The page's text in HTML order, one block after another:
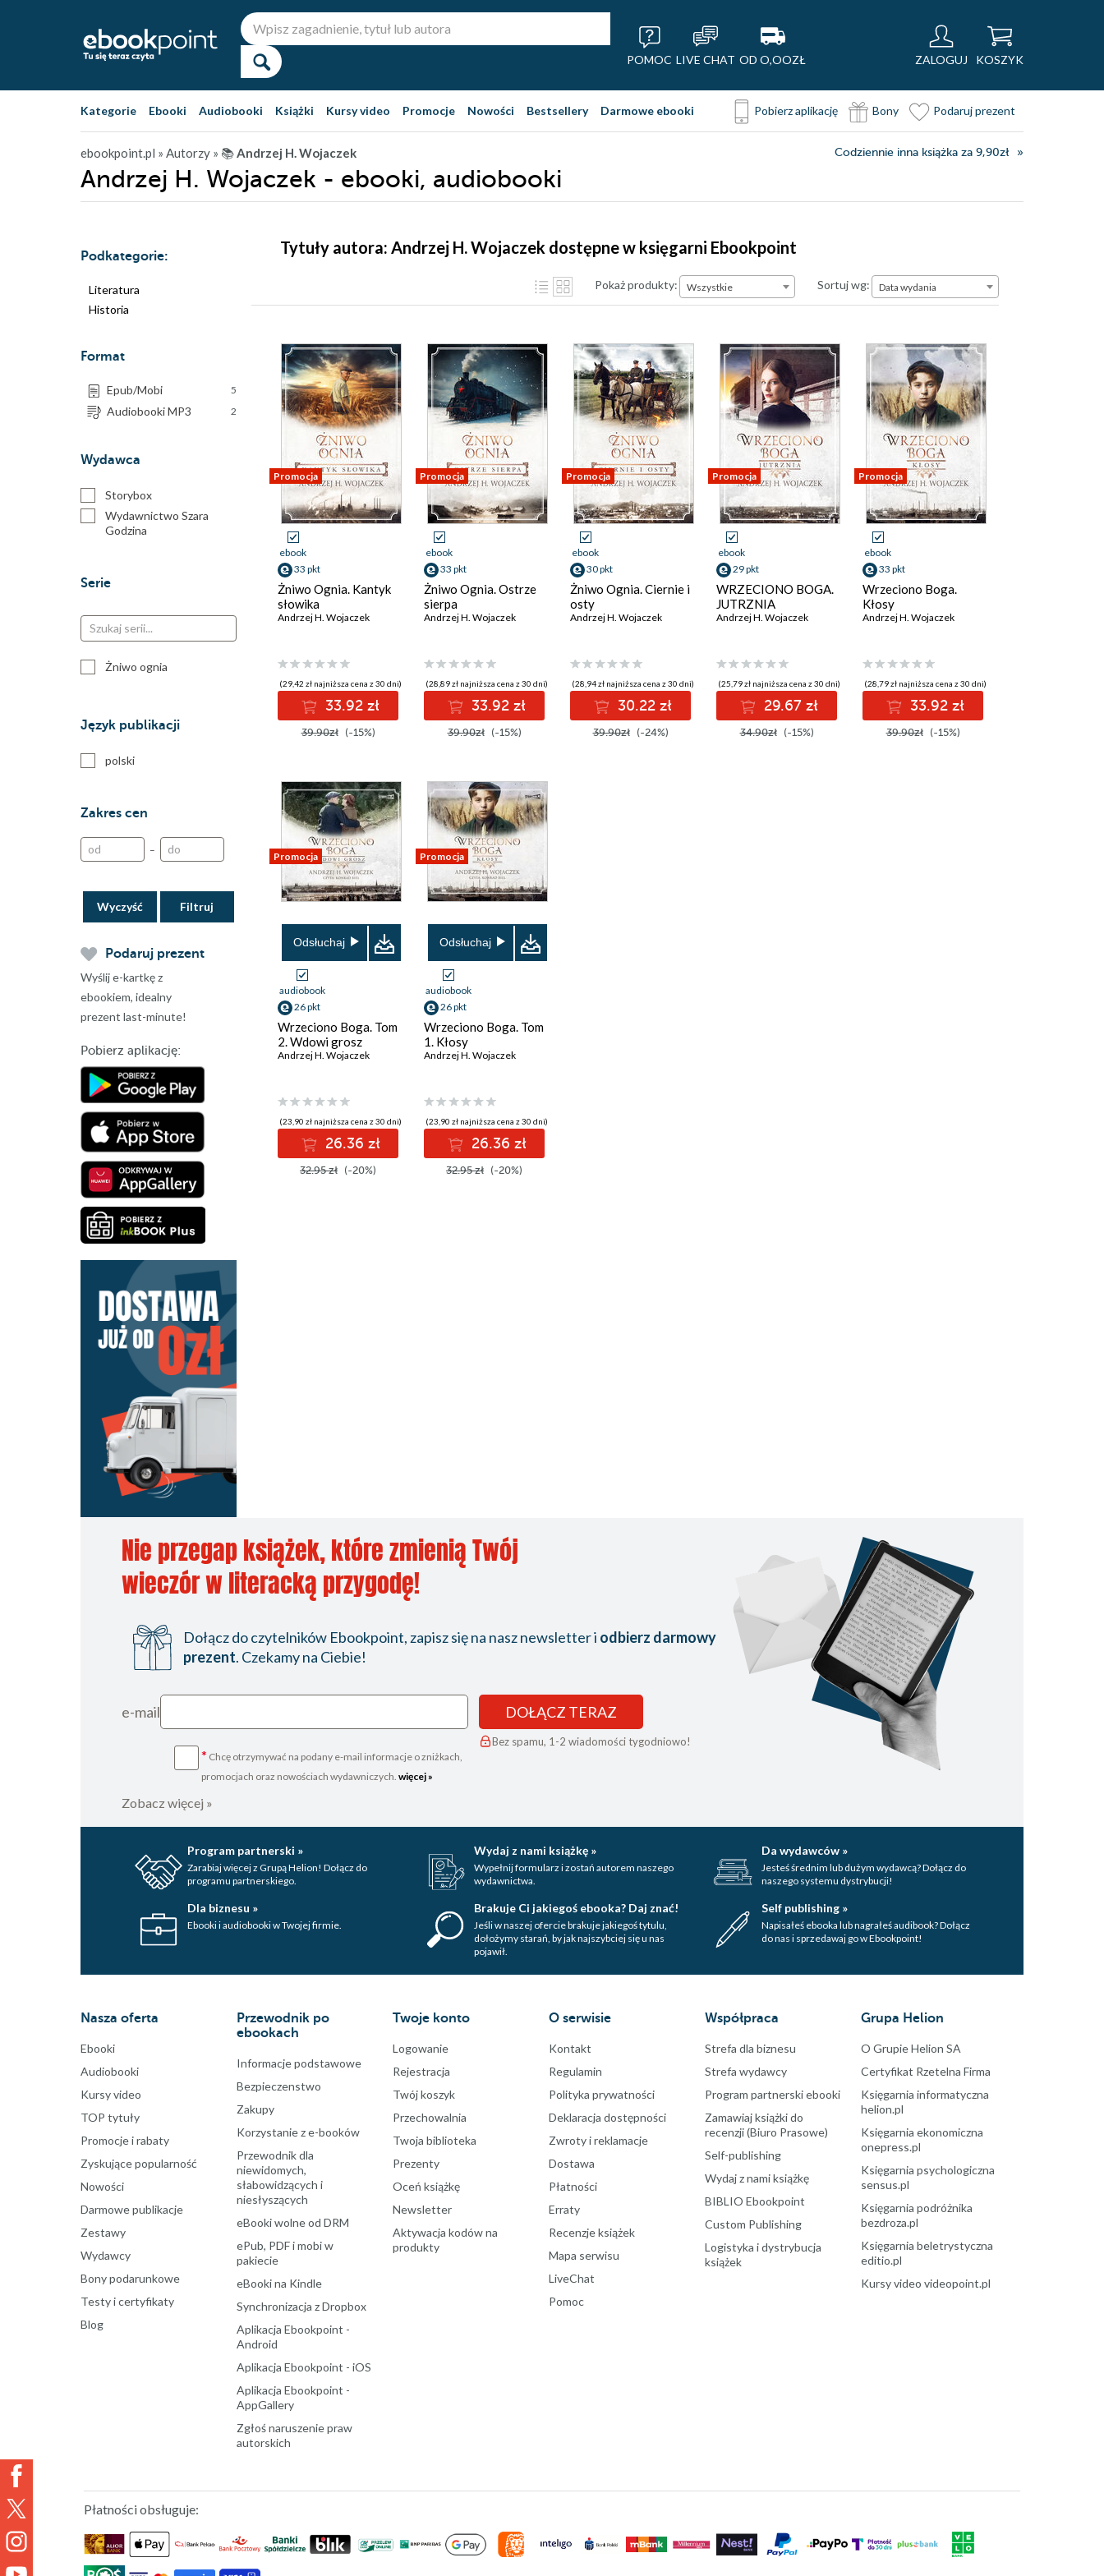
POMOC LIVE CHAT OD O,OOZŁ ZALOGUJ KOSZYK
Kategorie Ebooki Audiobooki Książki Kursy video Promocje Nowości Bestsellery Darmowe ebooki Pobierz aplikację Bony Podaruj prezent
ebookpoint.pl » Autorzy » 📚Andrzej H. Wojaczek Codziennie inna książka za 9,90zł
Andrzej H. Wojaczek - ebooki, audiobooki
Podkategorie:
Literatura
Historia
Format
Epub/Mobi 5
Audiobooki MP3 2
Wydawca
Storybox
Wydawnictwo Szara
Godzina
Serie
Żniwo ognia
Język publikacji
polski
Zakres cen
–
Wyczyść
Podaruj prezent
Wyślij e-kartkę z
ebookiem, idealny
prezent last-minute!
Pobierz aplikację:
Tytuły autora: Andrzej H. Wojaczek dostępne w księgarni Ebookpoint
Pokaż produkty: Wszystkie Sortuj wg:Data wydania
Data wydania
Promocja
ebook
33 pkt
Żniwo Ognia. Kantyk
słowika
Andrzej H. Wojaczek
(29,42 zł najniższa cena z 30 dni)
33.92 zł
39.90zł (-15%)
Promocja
ebook
33 pkt
Żniwo Ognia. Ostrze
sierpa
Andrzej H. Wojaczek
(28,89 zł najniższa cena z 30 dni)
33.92 zł
39.90zł (-15%)
Promocja
ebook
30 pkt
Żniwo Ognia. Ciernie i
osty
Andrzej H. Wojaczek
(28,94 zł najniższa cena z 30 dni)
30.22 zł
39.90zł (-24%)
Promocja
ebook
29 pkt
WRZECIONO BOGA.
JUTRZNIA
Andrzej H. Wojaczek
(25,79 zł najniższa cena z 30 dni)
29.67 zł
34.90zł (-15%)
Promocja
ebook
33 pkt
Wrzeciono Boga.
Kłosy
Andrzej H. Wojaczek
(28,79 zł najniższa cena z 30 dni)
33.92 zł
39.90zł (-15%)
Promocja
Odsłuchaj
audiobook
26 pkt
Wrzeciono Boga. Tom
2. Wdowi grosz
Andrzej H. Wojaczek
(23,90 zł najniższa cena z 30 dni)
26.36 zł
32.95 zł (-20%)
Promocja
Odsłuchaj
audiobook
26 pkt
Wrzeciono Boga. Tom
1. Kłosy
Andrzej H. Wojaczek
(23,90 zł najniższa cena z 30 dni)
26.36 zł
32.95 zł (-20%)
Nie przegap książek, które zmienią Twój
wieczór w literacką przygodę!
Dołącz do czytelników Ebookpoint, zapisz się na nasz newsletter i odbierz darmowy
prezent. Czekamy na Ciebie!
e-mail
* Chcę otrzymywać na podany e-mail informacje o zniżkach,
promocjach oraz nowościach wydawniczych. więcej »
DOŁĄCZ TERAZ
Bez spamu, 1-2 wiadomości tygodniowo!
Zobacz więcej »
Program partnerski »
Zarabiaj więcej z Grupą Helion! Dołącz do
programu partnerskiego.
Wydaj z nami książkę »
Wypełnij formularz i zostań autorem naszego
wydawnictwa.
Da wydawców »
Jesteś średnim lub dużym wydawcą? Dołącz do
naszego systemu dystrybucji!
Dla biznesu »
Ebooki i audiobooki w Twojej firmie.
Brakuje Ci jakiegoś ebooka? Daj znać!
Jeśli w naszej ofercie brakuje jakiegoś tytulu,
dołożymy starań, by jak najszybciej się u nas
pojawił.
Self publishing »
Napisałeś ebooka lub nagrałeś audibook? Dołącz
do nas i sprzedawaj go w Ebookpoint!
Nasza oferta
Ebooki
Audiobooki
Kursy video
TOP tytuły
Promocje i rabaty
Zyskujące popularność
Nowości
Darmowe publikacje
Zestawy
Wydawcy
Bony podarunkowe
Testy i certyfikaty
Blog
Przewodnik po
ebookach
Informacje podstawowe
Bezpieczenstwo
Zakupy
Korzystanie z e-booków
Przewodnik dla
niewidomych,
słabowidzących i
niesłyszących
eBooki wolne od DRM
ePub, PDF i mobi w
pakiecie
eBooki na Kindle
Synchronizacja z Dropbox
Aplikacja Ebookpoint -
Android
Aplikacja Ebookpoint - iOS
Aplikacja Ebookpoint -
AppGallery
Zgłoś naruszenie praw
autorskich
Twoje konto
Logowanie
Rejestracja
Twój koszyk
Przechowalnia
Twoja biblioteka
Prezenty
Oceń książkę
Newsletter
Aktywacja kodów na
produkty
O serwisie
Kontakt
Regulamin
Polityka prywatności
Deklaracja dostępności
Zwroty i reklamacje
Dostawa
Płatności
Erraty
Recenzje książek
Mapa serwisu
LiveChat
Pomoc
Współpraca
Strefa dla biznesu
Strefa wydawcy
Program partnerski ebooki
Zamawiaj książki do
recenzji (Biuro Prasowe)
Self-publishing
Wydaj z nami książkę
BIBLIO Ebookpoint
Custom Publishing
Logistyka i dystrybucja
książek
Grupa Helion
O Grupie Helion SA
Certyfikat Rzetelna Firma
Księgarnia informatyczna
helion.pl
Księgarnia ekonomiczna
onepress.pl
Księgarnia psychologiczna
sensus.pl
Księgarnia podróżnika
bezdroza.pl
Księgarnia beletrystyczna
editio.pl
Kursy video videopoint.pl
Płatności obsługuje: